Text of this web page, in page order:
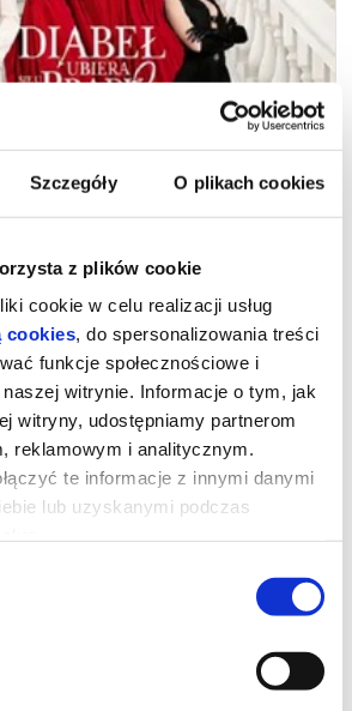
Szczegóły O plikach cookies
z plików cookie
cookie w celu realizacji usług
cookies, do spersonalizowania treści
funkcje społecznościowe i
witrynie. Informacje o tym, jak
witryny, udostępniamy partnerom
reklamowym i analitycznym.
te informacje z innymi danymi
lub uzyskanymi podczas
SIĘ U PRADY 2 2D
szkole TWP ul. Kraszewskiego 8A
ze swoją byłą asystentką Emily - a